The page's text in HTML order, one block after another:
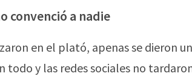
convenció a nadie
en el plató, apenas se dieron
todo y las redes sociales no